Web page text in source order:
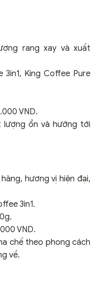
rang xay và xuất
3in1, King Coffee Pure
VND.
lượng ổn và hướng tới
hương vị hiện đại,
3in1.
VND.
chế theo phong cách
về.